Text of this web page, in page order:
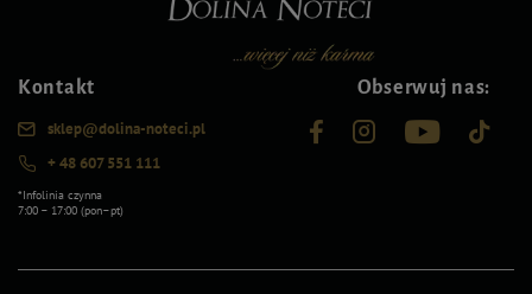
Kontakt
sklep@dolina-noteci.pl
+ 48 607 551 111
*Infolinia czynna
7:00 – 17:00 (pon–pt)
Obserwuj nas: